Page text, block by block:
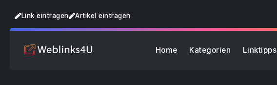
Link eintragen Artikel eintragen
Home Kategorien Linktipps